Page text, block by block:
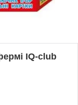
IQ-club